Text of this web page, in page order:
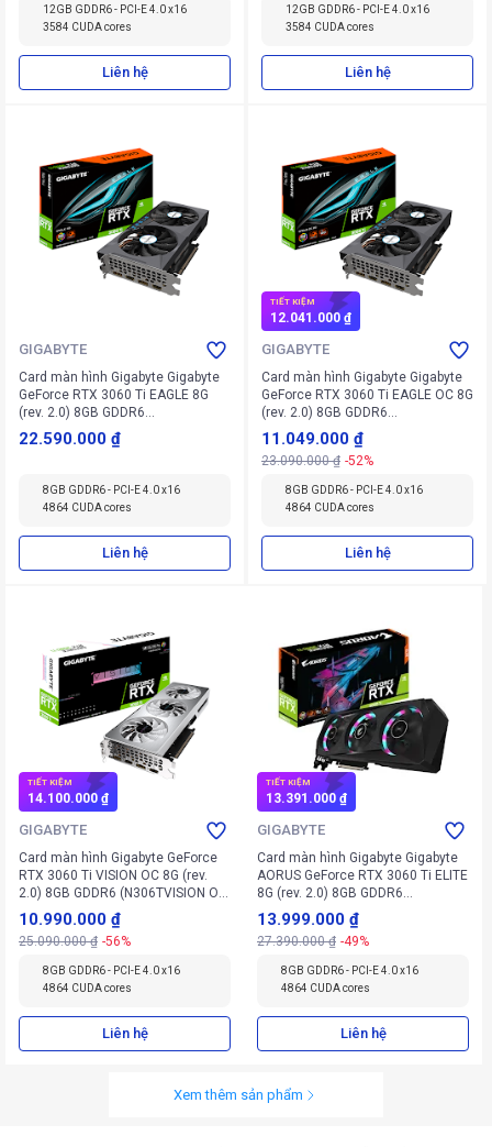
12GB GDDR6 - PCI-E 4.0 x16
3584 CUDA cores
Liên hệ
12GB GDDR6 - PCI-E 4.0 x16
3584 CUDA cores
Liên hệ
GIGABYTE
Card màn hình Gigabyte Gigabyte
GeForce RTX 3060 Ti EAGLE 8G
(rev. 2.0) 8GB GDDR6
(N306TEAGLE-8GD V2)
22.590.000 ₫
8GB GDDR6 - PCI-E 4.0 x16
4864 CUDA cores
Liên hệ
TIẾT KIỆM
12.041.000 ₫
GIGABYTE
Card màn hình Gigabyte Gigabyte
GeForce RTX 3060 Ti EAGLE OC 8G
(rev. 2.0) 8GB GDDR6
(N306TEAGLE OC-8GD V2)
11.049.000 ₫
23.090.000 ₫ -52%
8GB GDDR6 - PCI-E 4.0 x16
4864 CUDA cores
Liên hệ
TIẾT KIỆM
14.100.000 ₫
GIGABYTE
Card màn hình Gigabyte GeForce
RTX 3060 Ti VISION OC 8G (rev.
2.0) 8GB GDDR6 (N306TVISION OC-
8GD V2)
10.990.000 ₫
25.090.000 ₫ -56%
8GB GDDR6 - PCI-E 4.0 x16
4864 CUDA cores
Liên hệ
TIẾT KIỆM
13.391.000 ₫
GIGABYTE
Card màn hình Gigabyte Gigabyte
AORUS GeForce RTX 3060 Ti ELITE
8G (rev. 2.0) 8GB GDDR6
(N306TAORUS E-8GD V2)
13.999.000 ₫
27.390.000 ₫ -49%
8GB GDDR6 - PCI-E 4.0 x16
4864 CUDA cores
Liên hệ
Xem thêm sản phẩm